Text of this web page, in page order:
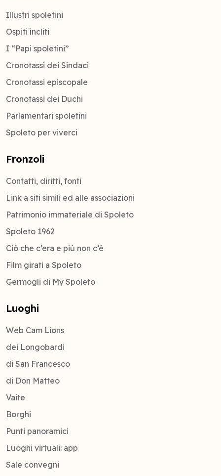
Illustri spoletini
Ospiti ìncliti
I “Papi spoletini”
Cronotassi dei Sindaci
Cronotassi episcopale
Cronotassi dei Duchi
Parlamentari spoletini
Spoleto per viverci
Fronzoli
Contatti, diritti, fonti
Link a siti simili ed alle associazioni
Patrimonio immateriale di Spoleto
Spoleto 1962
Ciò che c’era e più non c’è
Film girati a Spoleto
Germogli di My Spoleto
Luoghi
Web Cam Lions
dei Longobardi
di San Francesco
di Don Matteo
Vaite
Borghi
Punti panoramici
Luoghi virtuali: app
Sale convegni